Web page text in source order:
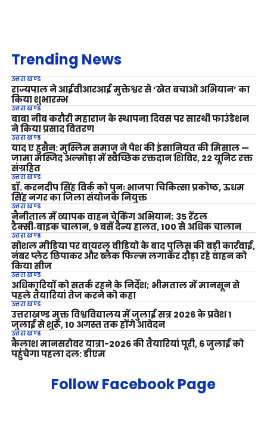
Trending News
उत्तराखण्ड
राज्यपाल ने आईवीआरआई मुक्तेश्वर से ‘खेत बचाओ अभियान’ का
किया शुभारम्भ
उत्तराखण्ड
बाबा नीब करौरी महाराज के स्थापना दिवस पर सारथी फाउंडेशन
ने किया प्रसाद वितरण
उत्तराखण्ड
याद ए हुसैन: मुस्लिम समाज ने पेश की इंसानियत की मिसाल —
जामा मस्जिद अल्मोड़ा में स्वैच्छिक रक्तदान शिविर, 22 यूनिट रक्त
संग्रहित
उत्तराखण्ड
डॉ. करनदीप सिंह विर्क को पुनः भाजपा चिकित्सा प्रकोष्ठ, ऊधम
सिंह नगर का जिला संयोजक नियुक्त
उत्तराखण्ड
नैनीताल में व्यापक वाहन चेकिंग अभियान; 35 रेंटल
टैक्सी‑बाइक चालान, 9 बसें दैन्य हालत, 100 से अधिक चालान
उत्तराखण्ड
सोशल मीडिया पर वायरल वीडियो के बाद पुलिस की बड़ी कार्रवाई,
नंबर प्लेट छिपाकर और ब्लैक फिल्म लगाकर दौड़ा रहे वाहन को
किया सीज
उत्तराखण्ड
अधिकारियों को सतर्क रहने के निर्देश; भीमताल में मानसून से
पहले तैयारियां तेज करने को कहा
उत्तराखण्ड
उत्तराखण्ड मुक्त विश्वविद्यालय में जुलाई सत्र 2026 के प्रवेश 1
जुलाई से शुरू, 10 अगस्त तक होंगे आवेदन
उत्तराखण्ड
कैलाश मानसरोवर यात्रा-2026 की तैयारियां पूरी, 6 जुलाई को
पहुंचेगा पहला दल: डीएम
Follow Facebook Page